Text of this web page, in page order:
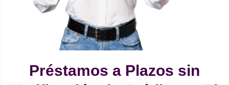
Préstamos a Plazos sin